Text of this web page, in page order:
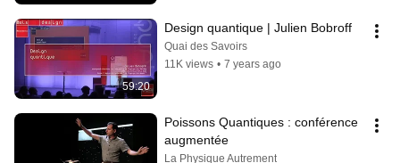
59:20
Design quantique | Julien Bobroff
Quai des Savoirs
11K views • 7 years ago
Poissons Quantiques : conférence
augmentée
La Physique Autrement